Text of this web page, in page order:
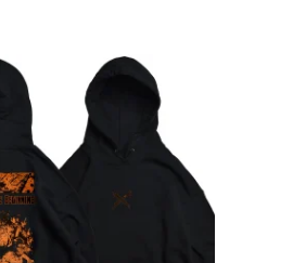
Ovaj
proizvod
ima
više